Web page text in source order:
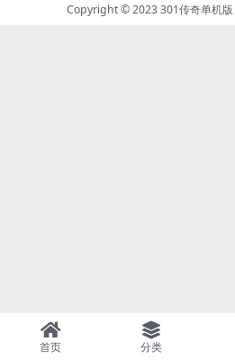
Copyright © 2023301传奇单机版
首页 分类